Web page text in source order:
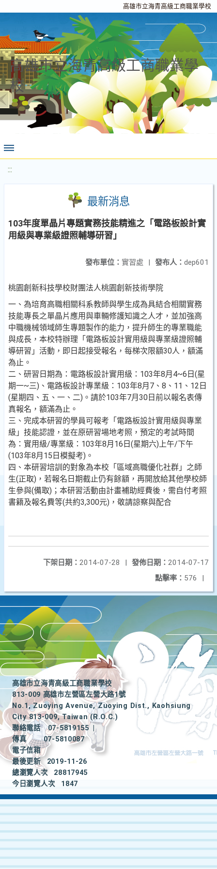
高雄市立海青高級工商職業學校
高雄市立海青高級工商職業學
校
:::
最新消息
103年度單晶片專題實務技能精進之「電路板設計實
用級與專業級證照輔導研習」
發布人： dep601
發布單位： 實習處 |
桃園創新科技學校財團法人桃園創新技術學院
一、為培育高職相關科系教師與學生成為具結合相關實務
技能專長之單晶片應用與車輛修護知識之人才，並加強高
中職機械領域師生專題製作的能力，提升師生的專業職能
與成長，本校特辦理「電路板設計實用級與專業級證照輔
導研習」活動，即日起接受報名，每梯次限額30人，額滿
為止。
二、研習日期為：電路板設計實用級：103年8月4~6日(星
期一~三)、電路板設計專業級：103年8月7、8、11、12日
(星期四、五、一、二)。請於103年7月30日前以報名表傳
真報名，額滿為止。
三、完成本研習的學員可報考「電路板設計實用級與專業
級」技能認證，並在原研習場地考照，預定的考試時間
為：實用級/專業級：103年8月16日(星期六)上午/下午
(103年8月15日模擬考)。
四、本研習培訓的對象為本校「區域高職優化社群」之師
生(正取)，若報名日期截止仍有餘額，再開放給其他學校師
生參與(備取)；本研習活動由計畫補助經費後，需自付考照
書籍及報名費等(共約3,300元)，敬請諒察與配合
發佈日期： 2014-07-17
下架日期： 2014-07-28
|
點擊率： 576 |
高雄市立海青高級工商職業學校
813-009 高雄市左營區左營大路1號
No.1, Zuoying Avenue, Zuoying Dist., Kaohsiung
City 813-009, Taiwan (R.O.C.)
聯絡電話
07-5819155
|
傳真
07-5810087
電子信箱
最後更新
2019-11-26
總瀏覽人次
28817945
今日瀏覽人次
1847